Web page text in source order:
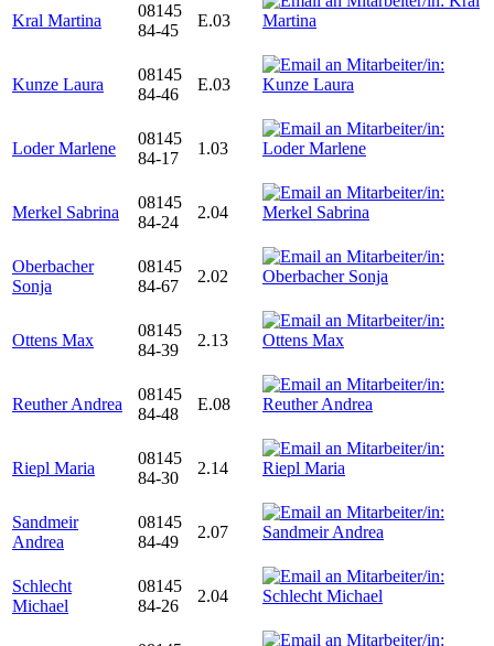
Kral Martina
08145
84-45
E.03
Kunze Laura
08145
84-46
E.03
Loder Marlene
08145
84-17
1.03
Merkel Sabrina
08145
84-24
2.04
Oberbacher
Sonja
08145
84-67
2.02
Ottens Max
08145
84-39
2.13
Reuther Andrea
08145
84-48
E.08
Riepl Maria
08145
84-30
2.14
Sandmeir
Andrea
08145
84-49
2.07
Schlecht
Michael
08145
84-26
2.04